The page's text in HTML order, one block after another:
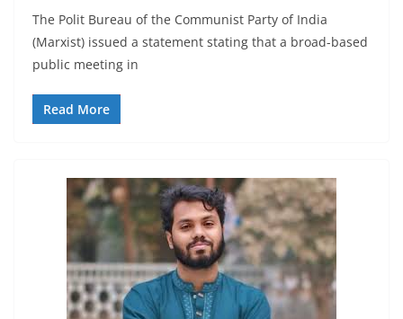
The Polit Bureau of the Communist Party of India
(Marxist) issued a statement stating that a broad-based
public meeting in
Read More